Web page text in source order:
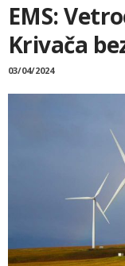
EMS:
Krivača
03/04/2024